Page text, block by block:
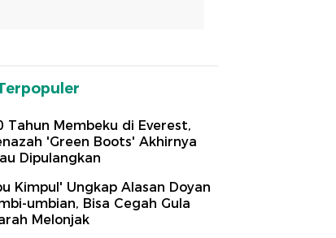
Tahun Membeku di Everest,
'Green Boots' Akhirnya
Dipulangkan
Kimpul' Ungkap Alasan Doyan
umbian, Bisa Cegah Gula
Melonjak